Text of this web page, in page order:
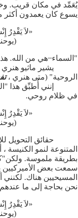
يُعَمِّد في مكان قريب.
يسوع كان يعمدون أكثر
«لاَ يَقْدِرُ
(يوحنا 3:
"السماء ̶ هي من الله.
يشير ماثيو
الروحية" (متى هنري ،
إنني أُطبِّق هذا
في ظلام روحي.
«لاَ يَقْدِرُ
(يوحنا 3:
حقائق التحويل
المتنوعة لنمو الكنيسة
سمعت بعض الأميركيين
المسيحيين هناك.
نحن بحاجة إلى ما
«لاَ يَقْدِرُ
(يوحنا 3: